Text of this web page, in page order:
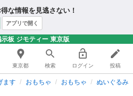
な情報を見逃さない！
アプリで開く
板 ジモティー 東京版
東京都 検索 ログイン 投稿
ます おもちゃ おもちゃ ぬいぐるみ